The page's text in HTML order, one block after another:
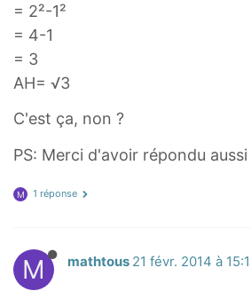
= 2²-1²
= 4-1
= 3
AH= √3
C'est ça, non ?
PS: Merci d'avoir répondu
M 1 réponse
M mathtous 21 févr. 2014 à